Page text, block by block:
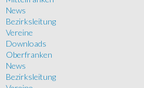
News
Bezirksleitung
Vereine
Downloads
Oberfranken
News
Bezirksleitung